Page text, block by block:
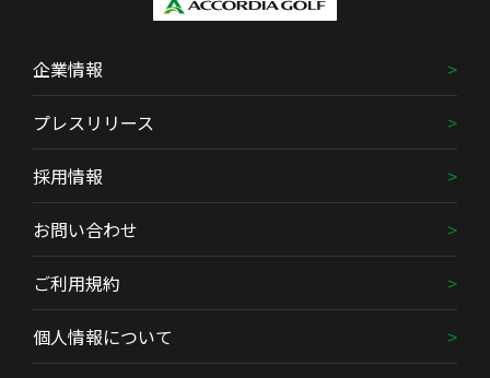
企業情報
プレスリリース
採用情報
お問い合わせ
ご利用規約
個人情報について